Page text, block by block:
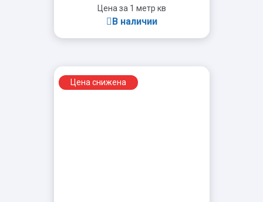
Цена за 1 метр кв
В наличии
-
Цена снижена